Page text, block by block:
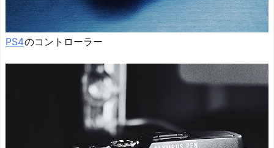
PS4のコントローラー